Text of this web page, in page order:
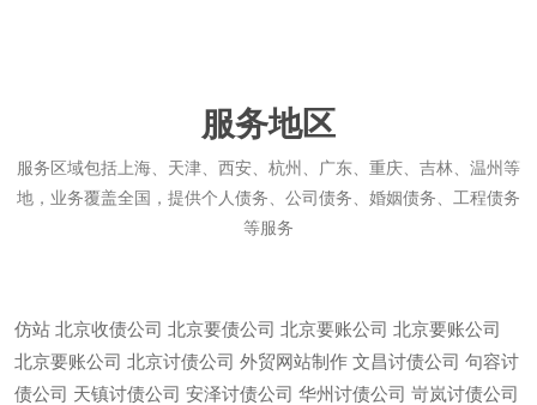
服务地区
服务区域包括上海、天津、西安、杭州、广东、重庆、吉林、温州等
地，业务覆盖全国，提供个人债务、公司债务、婚姻债务、工程债务
等服务
仿站 北京收债公司 北京要债公司 北京要账公司 北京要账公司
北京要账公司 北京讨债公司 外贸网站制作 文昌讨债公司 句容讨
债公司 天镇讨债公司 安泽讨债公司 华州讨债公司 岢岚讨债公司